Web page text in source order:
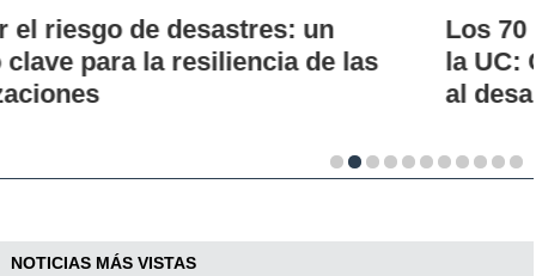
Los 70 años de la Carrera de Química de
la UC: Conoce su historia, hitos y aporte
al desarrollo científico del país
NOTICIAS MÁS VISTAS